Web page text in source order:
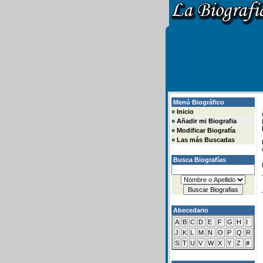
Menú Biográfico
» Inicio
» Añadir mi Biografia
» Modificar Biografía
» Las más Buscadas
Busca Biografías
Abecedario
A B C D E F G H
I
J
K L M N O P Q
R
S T U V W X Y Z #